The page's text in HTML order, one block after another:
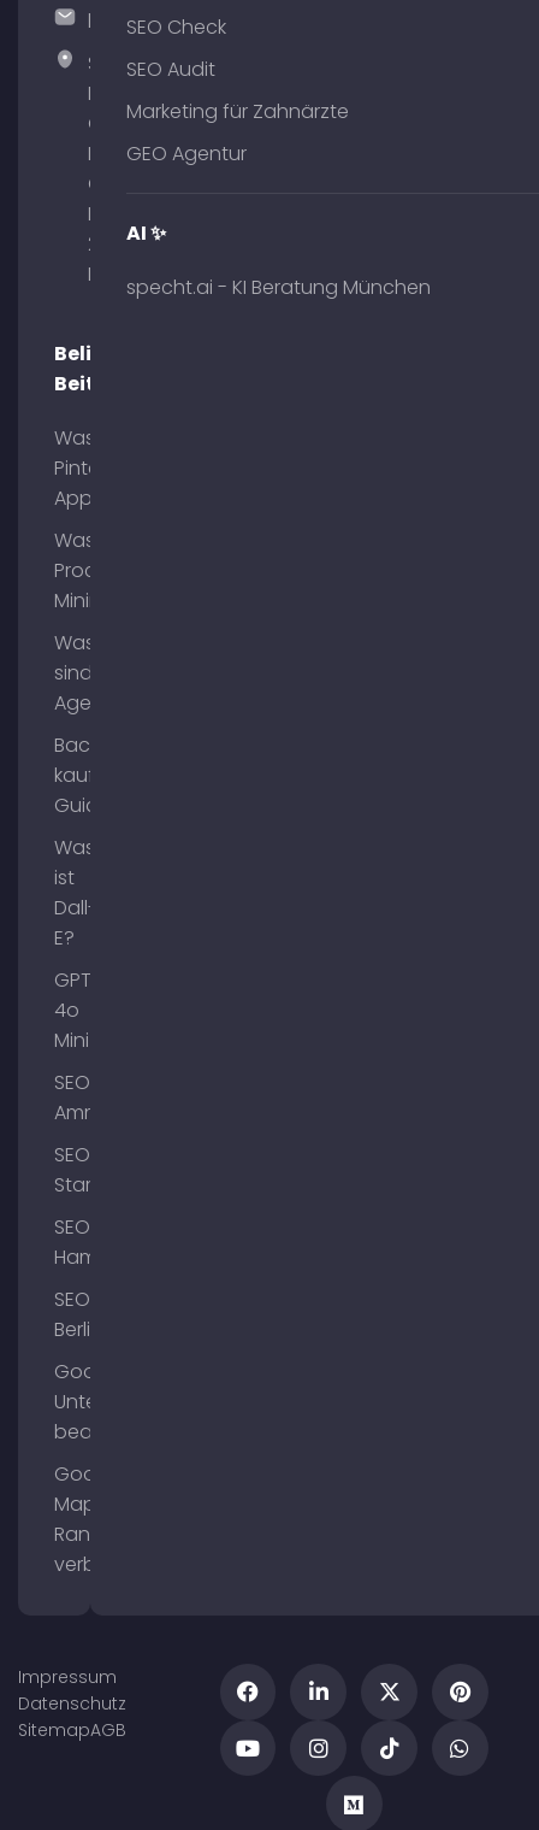
hallo@timospecht.de
Specht
Marketing
GmbH –
Palais am
Obelisk
Briennerstr.
29 80333
München
Beliebte
Beiträge
Was ist
Pinterest
App?
Was ist
Process
Mining?
Was
sind AI
Agents?
Backlinks
kaufen
Guide
Was
ist
Dall-
E?
GPT-
4o
Mini
SEO
Ammersee
SEO
Starnberg
SEO
Hamburg
SEO
Berlin
Google
Unternehmensprofil
bearbeiten
Google
Maps
Ranking
verbessern
SEO Check
SEO Audit
Marketing für Zahnärzte
GEO Agentur
AI ✨
specht.ai - KI Beratung München
Impressum
Datenschutz
SitemapAGB